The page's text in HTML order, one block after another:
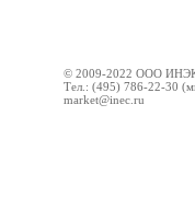
© 2009-2022 ООО
Тел.: (495) 786-22-30
market@inec.ru